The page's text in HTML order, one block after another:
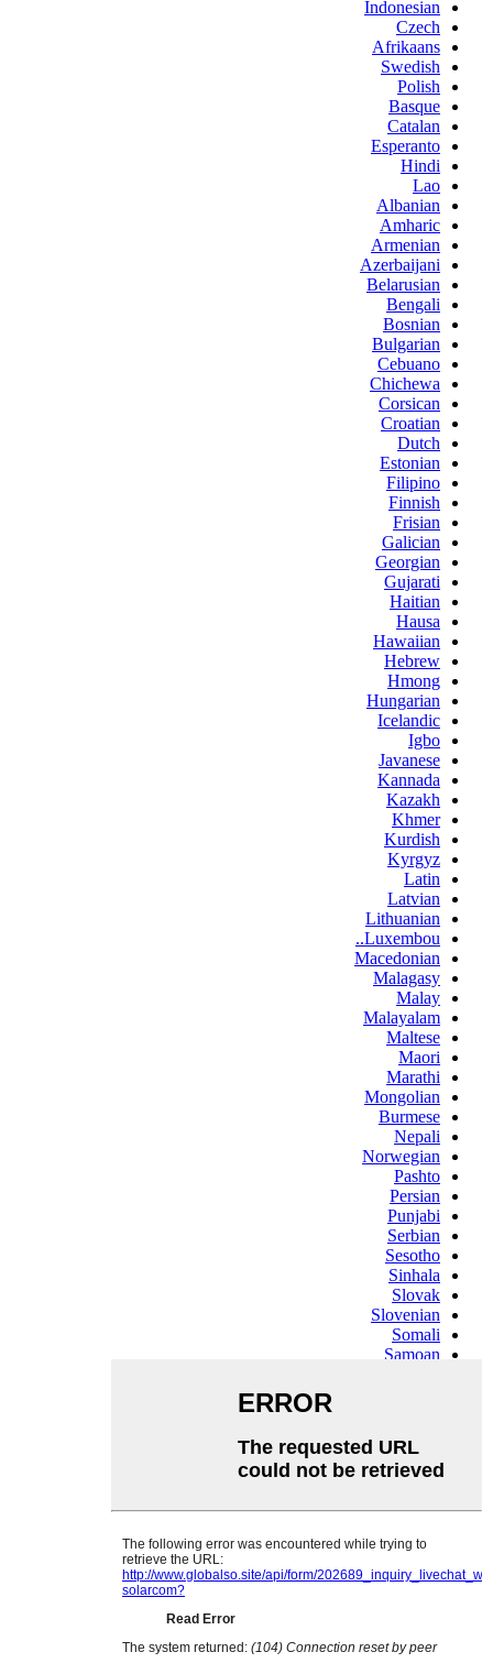
Indonesian
Czech
Afrikaans
Swedish
Polish
Basque
Catalan
Esperanto
Hindi
Lao
Albanian
Amharic
Armenian
Azerbaijani
Belarusian
Bengali
Bosnian
Bulgarian
Cebuano
Chichewa
Corsican
Croatian
Dutch
Estonian
Filipino
Finnish
Frisian
Galician
Georgian
Gujarati
Haitian
Hausa
Hawaiian
Hebrew
Hmong
Hungarian
Icelandic
Igbo
Javanese
Kannada
Kazakh
Khmer
Kurdish
Kyrgyz
Latin
Latvian
Lithuanian
Luxembou..
Macedonian
Malagasy
Malay
Malayalam
Maltese
Maori
Marathi
Mongolian
Burmese
Nepali
Norwegian
Pashto
Persian
Punjabi
Serbian
Sesotho
Sinhala
Slovak
Slovenian
Somali
Samoan
Swahili
Tajik
Telugu
Ukrainian
Urdu
Xhosa